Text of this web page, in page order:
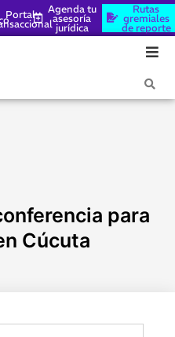
Portal Agenda tu
asesoría
jurídica
Rutas
gremiales
de reporte
para
Cúcuta